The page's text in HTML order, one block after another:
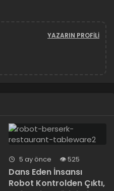
YAZARIN PROFILI
5 ay önce 525
Dans Eden İnsansı
Robot Kontrolden Çıktı,